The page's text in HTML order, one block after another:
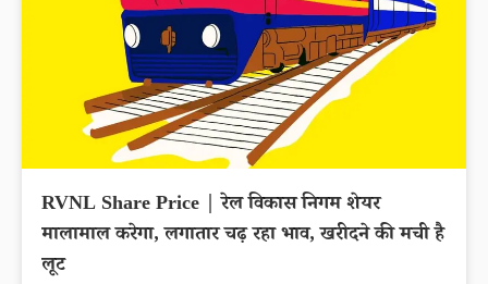
RVNL Share Price | रेल विकास निगम शेयर
मालामाल करेगा, लगातार चढ़ रहा भाव, खरीदने की मची है
लूट